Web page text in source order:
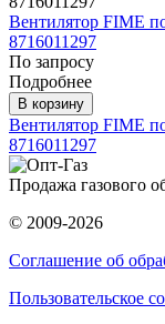
Вентилятор FIME
8716011297
По запросу
Подробнее
В корзину
Вентилятор FIME
8716011297
Продажа газового
© 2009-2026
Соглашение об
Пользовательское